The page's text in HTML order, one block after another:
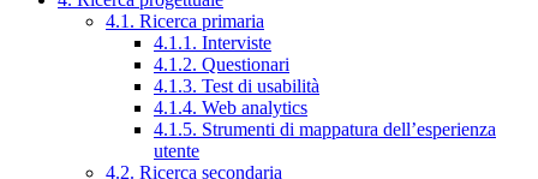
4.1. Ricerca primaria
4.1.1. Interviste
4.1.2. Questionari
4.1.3. Test di usabilità
4.1.4. Web analytics
4.1.5. Strumenti di mappatura dell’esperienza
utente
4.2. Ricerca secondaria